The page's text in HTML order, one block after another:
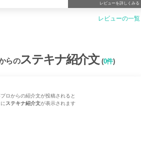
レビューを詳しくみる
レビューの一覧
らのステキナ紹介文(0件)
ロからの紹介文が投稿されると
ステキナ紹介文が表示されます